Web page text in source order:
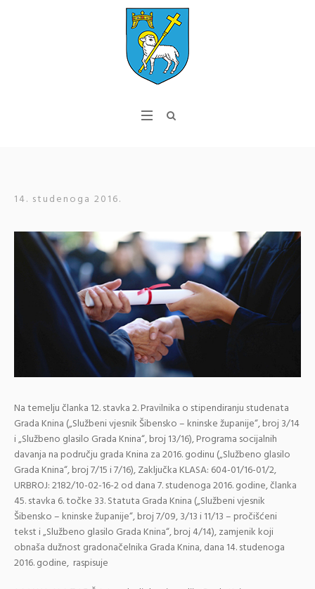
14. studenoga 2016.
Na temelju članka 12. stavka 2. Pravilnika o stipendiranju studenata
Grada Knina („Službeni vjesnik Šibensko – kninske županije“, broj 3/14
i „Službeno glasilo Grada Knina“, broj 13/16), Programa socijalnih
davanja na području grada Knina za 2016. godinu („Službeno glasilo
Grada Knina“, broj 7/15 i 7/16), Zaključka KLASA: 604-01/16-01/2,
URBROJ: 2182/10-02-16-2 od dana 7. studenoga 2016. godine, članka
45. stavka 6. točke 33. Statuta Grada Knina („Službeni vjesnik
Šibensko – kninske županije“, broj 7/09, 3/13 i 11/13 – pročišćeni
tekst i „Službeno glasilo Grada Knina“, broj 4/14), zamjenik koji
obnaša dužnost gradonačelnika Grada Knina, dana 14. studenoga
2016. godine, raspisuje